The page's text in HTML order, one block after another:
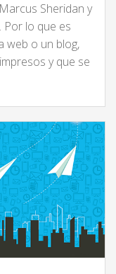
Sheridan y
Por lo que es
web o un blog,
y que se